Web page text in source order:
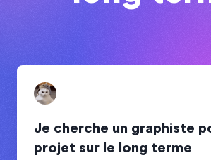
Je cherche un graphiste
projet sur le long terme